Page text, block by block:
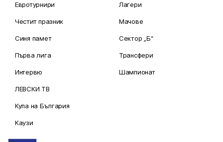
Евротурнири
Честит празник
Синя памет
Първа лига
Интервю
ЛЕВСКИ ТВ
Купа на България
Каузи
Лагери
Мачове
Сектор „Б“
Трансфери
Шампионат